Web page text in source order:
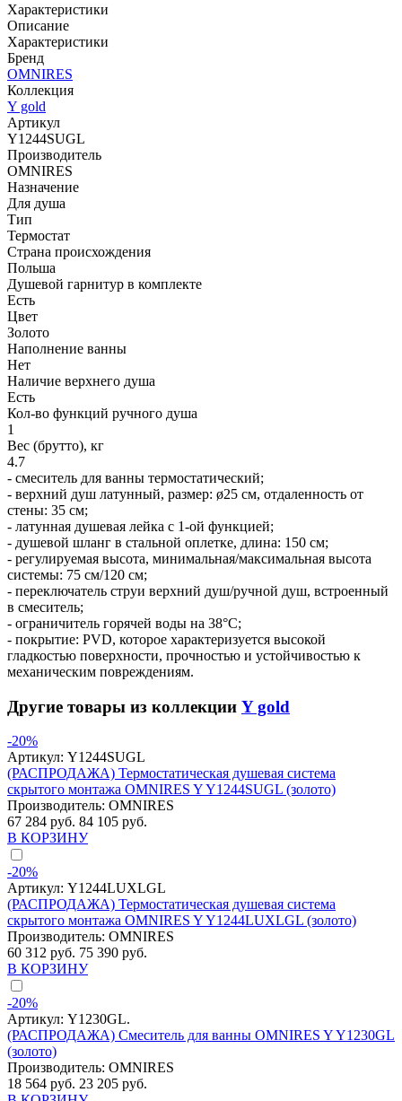
Характеристики
Описание
Характеристики
Бренд
OMNIRES
Коллекция
Y gold
Артикул
Y1244SUGL
Производитель
OMNIRES
Назначение
Для душа
Тип
Термостат
Страна происхождения
Польша
Душевой гарнитур в комплекте
Есть
Цвет
Золото
Наполнение ванны
Нет
Наличие верхнего душа
Есть
Кол-во функций ручного душа
1
Вес (брутто), кг
4.7
- смеситель для ванны термостатический;
- верхний душ латунный, размер: ø25 см, отдаленность от
стены: 35 см;
- латунная душевая лейка с 1-ой функцией;
- душевой шланг в стальной оплетке, длина: 150 см;
- регулируемая высота, минимальная/максимальная высота
системы: 75 см/120 см;
- переключатель струи верхний душ/ручной душ, встроенный
в смеситель;
- ограничитель горячей воды на 38°C;
- покрытие: PVD, которое характеризуется высокой
гладкостью поверхности, прочностью и устойчивостью к
механическим повреждениям.
Другие товары из коллекции Y gold
-20%
Артикул: Y1244SUGL
(РАСПРОДАЖА) Термостатическая душевая система
скрытого монтажа OMNIRES Y Y1244SUGL (золото)
Производитель: OMNIRES
67 284 руб. 84 105 руб.
В КОРЗИНУ
-20%
Артикул: Y1244LUXLGL
(РАСПРОДАЖА) Термостатическая душевая система
скрытого монтажа OMNIRES Y Y1244LUXLGL (золото)
Производитель: OMNIRES
60 312 руб. 75 390 руб.
В КОРЗИНУ
-20%
Артикул: Y1230GL.
(РАСПРОДАЖА) Смеситель для ванны OMNIRES Y Y1230GL
(золото)
Производитель: OMNIRES
18 564 руб. 23 205 руб.